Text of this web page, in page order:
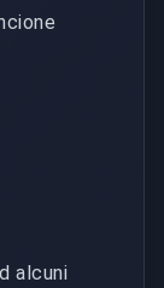
alcuni